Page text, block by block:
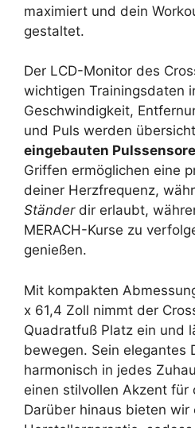
maximiert und dein
gestaltet.
Der LCD-Monitor des
wichtigen Trainingsdaten
Geschwindigkeit,
und Puls werden
eingebauten
Griffen ermöglichen eine
deiner Herzfrequenz,
Ständerdir erlaubt,
MERACH-Kurse zu
genießen.
Mit kompakten
x 61,4 Zoll nimmt der
Quadratfuß Platz ein und
bewegen. Sein elegantes
harmonisch in jedes
einen stilvollen Akzent für
Darüber hinaus bieten wir